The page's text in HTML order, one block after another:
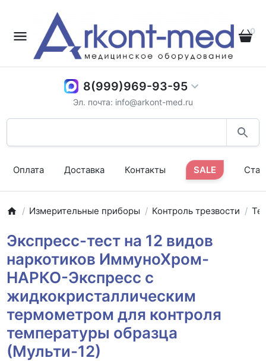
0
8(999)969-93-95
Эл. почта: info@arkont-med.ru
Оплата Доставка Контакты SALE
Измерительные приборы Контроль трезвости
Экспресс-тест на 12 видов
наркотиков ИммуноХром-
НАРКО-Экспресс с
жидкокристаллическим
термометром для контроля
температуры образца
(Мульти-12)